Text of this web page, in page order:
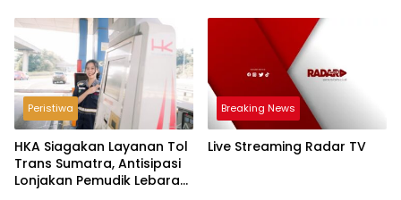
Hantu
Peristiwa
HKA Siagakan Layanan Tol
Trans Sumatra, Antisipasi
Lonjakan Pemudik Lebaran
Breaking News
Live Streaming Radar TV